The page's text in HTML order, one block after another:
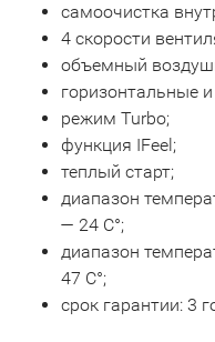
самоочистка
4 скорости
объемный
горизонтальные
режим Turbo;
функция IFeel;
теплый старт;
диапазон
— 24 С°;
диапазон
47 С°;
срок гарантии: 3